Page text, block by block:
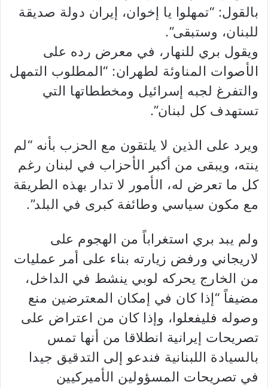
بالقول: “تمهلوا يا إخوان، إيران دولة صديقة
للبنان، وستبقى”.
ويقول بري للنهار، في معرض رده على
الأصوات المناوئة لطهران: “المطلوب التمهل
والتفرغ لجبه إسرائيل ومخططاتها التي
تستهدف كل لبنان”.
ويرد على الذين لا يلتقون مع الحزب بأنه “لم
ينته، ويبقى من أكبر الأحزاب في لبنان رغم
كل ما تعرض له، الأمور لا تدار بهذه الطريقة
مع مكون سياسي وطائفة كبرى في البلد”.
ولم يبد بري استغراباً من الهجوم على
لاريجاني ورفض زيارته بناء على أمر عمليات
من الخارج يحركه لوبي ينشط في الداخل،
مضيفاً “إذا كان في إمكان المعترضين منع
وصوله فليفعلوا، وإذا كان من اعتراض على
تصريحات إيرانية انطلاقا من أنها تمس
بالسيادة اللبنانية فندعو إلى التدقيق جيدا
في تصريحات المسؤولين الأميركيين